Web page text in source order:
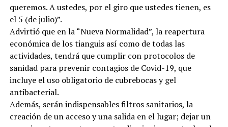
queremos. A ustedes, por el giro que ustedes tienen, es
el 5 (de julio)”.
Advirtió que en la “Nueva Normalidad”, la reapertura
económica de los tianguis así como de todas las
actividades, tendrá que cumplir con protocolos de
sanidad para prevenir contagios de Covid-19, que
incluye el uso obligatorio de cubrebocas y gel
antibacterial.
Además, serán indispensables filtros sanitarios, la
creación de un acceso y una salida en el lugar; dejar un